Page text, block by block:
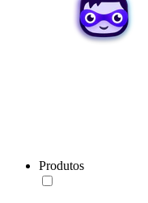
Produtos